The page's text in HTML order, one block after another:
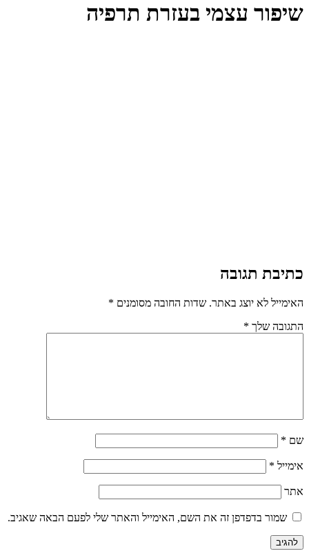
שיפור עצמי בעזרת תרפיה
כתיבת תגובה
האימייל לא יוצג באתר. שדות החובה מסומנים *
התגובה שלך *
שם *
אימייל *
אתר
שמור בדפדפן זה את השם, האימייל והאתר שלי לפעם הבאה שאגיב.